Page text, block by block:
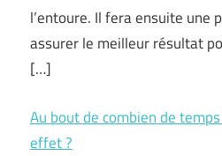
l’entoure. Il fera ensuite une
assurer le meilleur résultat
[…]
Au bout de combien de
effet ?